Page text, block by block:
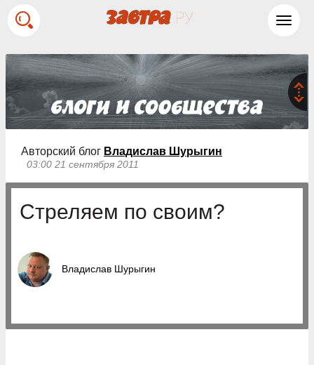
Авторский блог Владислав Шурыгин
03:00 21 сентября 2011
Стреляем по своим?
Владислав Шурыгин